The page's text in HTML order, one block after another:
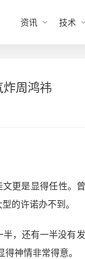
资讯 技术
炸周鸿祎
文更是显得任性
的许诺办不到。
，还有一半没有
神情非常得意。